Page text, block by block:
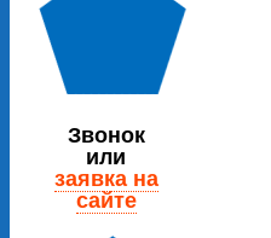
Звонок
или
заявка на
сайте